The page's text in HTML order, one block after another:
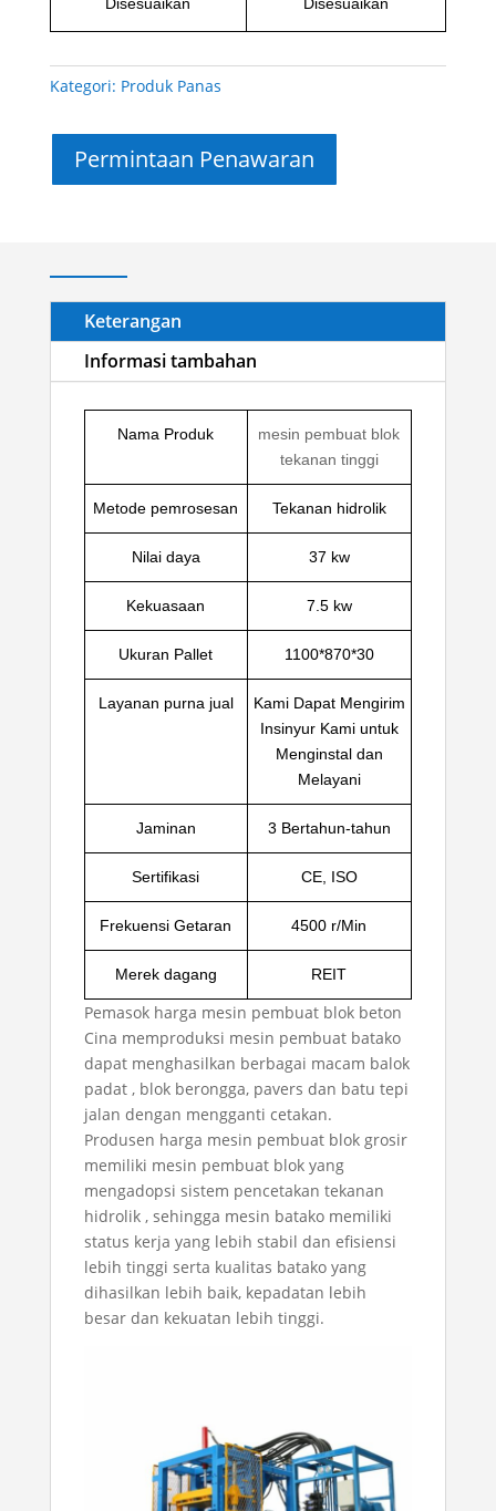
Disesuaikan Disesuaikan
Kategori: Produk Panas
Permintaan Penawaran
Keterangan
Informasi tambahan
Nama Produk
mesin pembuat blok
tekanan tinggi
Metode pemrosesan Tekanan hidrolik
Nilai daya 37 kw
Kekuasaan 7.5 kw
Ukuran Pallet 1100*870*30
Layanan purna jual
Kami Dapat Mengirim
Insinyur Kami untuk
Menginstal dan
Melayani
Jaminan 3 Bertahun-tahun
Sertifikasi CE, ISO
Frekuensi Getaran 4500 r/Min
Merek dagang REIT
Pemasok harga mesin pembuat blok beton
Cina memproduksi mesin pembuat batako
dapat menghasilkan berbagai macam balok
padat , blok berongga, pavers dan batu tepi
jalan dengan mengganti cetakan.
Produsen harga mesin pembuat blok grosir
memiliki mesin pembuat blok yang
mengadopsi sistem pencetakan tekanan
hidrolik , sehingga mesin batako memiliki
status kerja yang lebih stabil dan efisiensi
lebih tinggi serta kualitas batako yang
dihasilkan lebih baik, kepadatan lebih
besar dan kekuatan lebih tinggi.